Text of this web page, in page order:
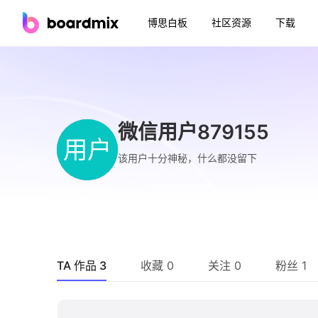
博思白板 社区资源 下载
用户
微信用户879155
该用户十分神秘，什么都没留下
TA 作品 3 收藏 0 关注 0 粉丝 1